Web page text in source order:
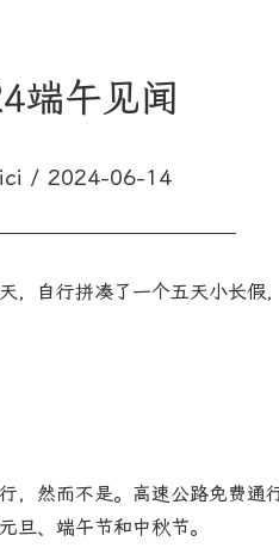
端午见闻
/ 2024-06-14
，自行拼凑了一个五天小长假
，然而不是。高速公路免费通
旦、端午节和中秋节。